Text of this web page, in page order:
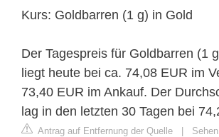
Kurs: Goldbarren (1 g) in Gold
Der Tagespreis für Goldbarren (1
liegt heute bei ca. 74,08 EUR im
73,40 EUR im Ankauf. Der
lag in den letzten 30 Tagen bei
Antrag auf Entfernung der Quelle |